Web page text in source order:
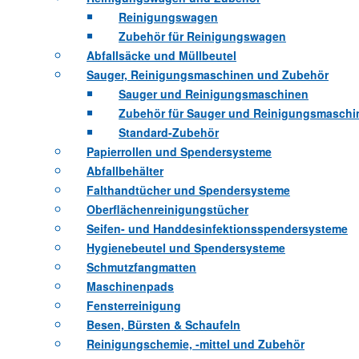
Reinigungswagen
Zubehör für Reinigungswagen
Abfallsäcke und Müllbeutel
Sauger, Reinigungsmaschinen und Zubehör
Sauger und Reinigungsmaschinen
Zubehör für Sauger und
Standard-Zubehör
Papierrollen und Spendersysteme
Abfallbehälter
Falthandtücher und Spendersysteme
Oberflächenreinigungstücher
Seifen- und Handdesinfektionsspendersysteme
Hygienebeutel und Spendersysteme
Schmutzfangmatten
Maschinenpads
Fensterreinigung
Besen, Bürsten & Schaufeln
Reinigungschemie, -mittel und Zubehör